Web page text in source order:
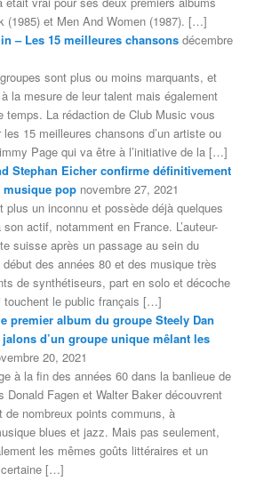
(1985) et Men And Women (1987). […]
– Les 15 meilleures chansons décembre
sont plus ou moins marquants, et
la mesure de leur talent mais également
temps. La rédaction de Club Music vous
15 meilleures chansons d’un artiste ou
Page qui va être à l’initiative de la […]
Stephan Eicher confirme définitivement
musique pop novembre 27, 2021
plus un inconnu et possède déjà quelques
actif, notamment en France. L’auteur-
suisse après un passage au sein du
des années 80 et des musique très
de synthétiseurs, part en solo et décoche
touchent le public français […]
premier album du groupe Steely Dan
d’un groupe unique mêlant les
20, 2021
à la fin des années 60 dans la banlieue de
Donald Fagen et Walter Baker découvrent
de nombreux points communs, à
blues et jazz. Mais pas seulement,
les mêmes goûts littéraires et un
certaine […]